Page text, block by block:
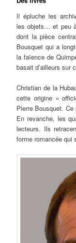
Il épluche les
les objets… et peu
dont la pièce
Bousquet qui a
la faïence de
basait d’ailleurs sur
Christian de la
cette origine «
Pierre Bousquet.
En revanche, les
lecteurs. Ils
forme romancée qui